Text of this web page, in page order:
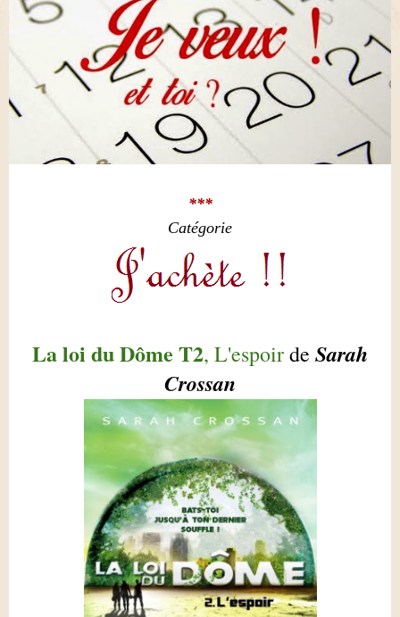
***
Catégorie
La loi du Dôme T2, L'espoirde Sarah
Crossan